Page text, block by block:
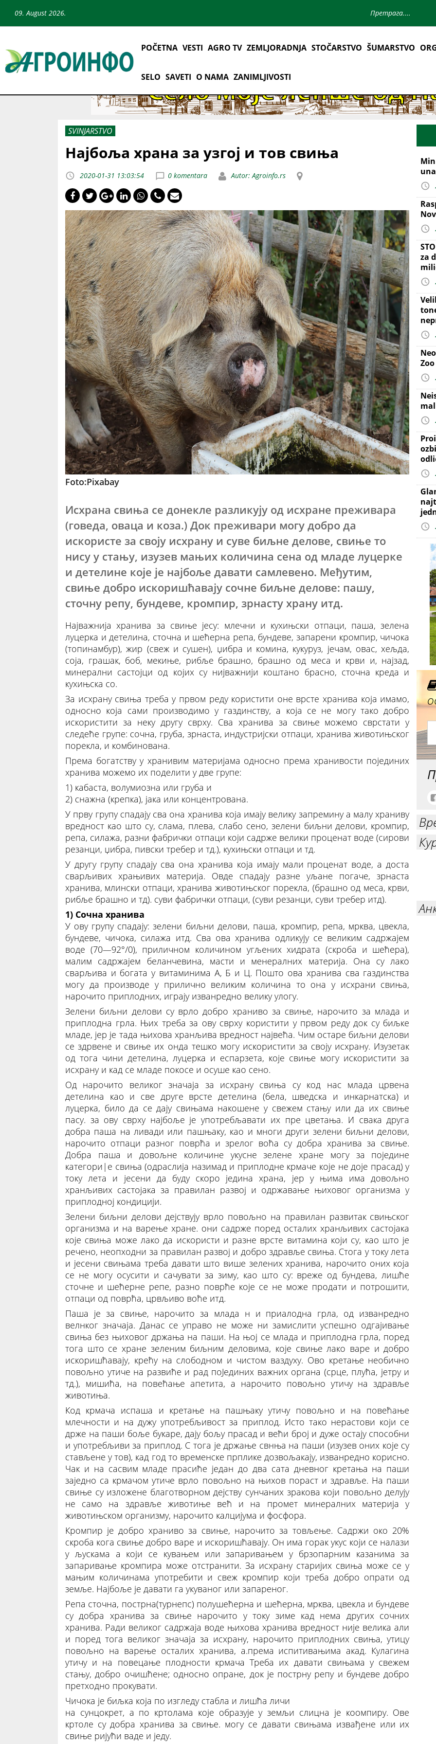
09. August 2026.
POČETNA VESTI AGRO TV ZEMLJORADNJA STOČARSTVO ŠUMARSTVO
SELO SAVETI O NAMA ZANIMLJIVOSTI
SVINJARSTVO
Најбоља храна за узгој и тов свиња
2020-01-31 13:03:54 0 komentara Autor: Agroinfo.rs
Foto:Pixabay
Исхрана свиња се донекле разликују од исхране преживара
(говеда, оваца и коза.) Док преживари могу добро да
искористе за своју исхрану и суве биљне делове, свиње то
нису у стању, изузев мањих количина сена од младе луцерке
и детелине које је најбоље давати самлевено. Међутим,
свиње добро искоришћавају сочне биљне делове: пашу,
сточну репу, бундеве, кромпир, зрнасту храну итд.
Најважнија хранива за свиње јесу: млечни и кухињски отпаци, паша, зелена
луцерка и детелина, сточна и шећерна репа, бундеве, запарени кромпир, чичока
(топинамбур), жир (свеж и сушен), џибра и комина, кукуруз, јечам, овас, хељда,
соја, грашак, боб, мекиње, рибље брашно, брашно од меса и крви и, најзад,
минерални састојци од којих су нијважнији коштано брасно, сточна креда и
кухињска со.
За исхрану свиња треба у првом реду користити оне врсте хранива која имамо,
односно која сами производимо у газдинству, а која се не могу тако добро
искористити за неку другу сврху. Сва хранива за свиње можемо сврстати у
следеће групе: сочна, груба, зрнаста, индустријски отпаци, хранива животињског
порекла, и комбинована.
Према богатству у хранивим материјама односно према хранивости појединих
хранива можемо их поделити у две групе:
1) кабаста, волумиозна или груба и
2) снажна (крепка), јака или концентрована.
У прву групу спадају сва она хранива која имају велику запремину а малу храниву
вредност као што су, слама, плева, слабо сено, зелени биљни делови, кромпир,
репа, силажа, разни фабрички отпаци који садрже велики проценат воде (сирови
резанци, џибра, пивски требер и тд.), кухињски отпаци и тд.
У другу групу спадају сва она хранива која имају мали проценат воде, а доста
сварљивих храњивих материја. Овде спадају разне уљане погаче, зрнаста
хранива, млински отпаци, хранива животињског порекла, (брашно од меса, крви,
рибље брашно и тд). суви фабрички отпаци, (суви резанци, суви требер итд).
1) Сочна хранива
У ову групу спадају: зелени биљни делови, паша, кромпир, репа, мрква, цвекла,
бундеве, чичока, силажа итд. Сва ова хранива одликују се великим садржајем
воде (70—92°/0), приличном количином угљених хидрата (скроба и шећера),
малим садржајем беланчевина, масти и менералних материја. Она су лако
сварљива и богата у витаминима А, Б и Ц. Пошто ова хранива сва газдинства
могу да производе у прилично великим количина то она у исхрани свиња,
нарочито приплодних, играју изванредно велику улогу.
Зелени биљни делови су врло добро храниво за свиње, нарочито за млада и
приплодна грла. Њих треба за ову сврху користити у првом реду док су биљке
младе, јер је тада њихова хранљива вредност највећа. Чим остаре биљни делови
се здрвене и свиње их онда тешко могу искористити за своју исхрану. Изузетак
од тога чини детелина, луцерка и еспарзета, које свиње могу искористити за
исхрану и кад се младе покосе и осуше као сено.
Од нарочито великог значаја за исхрану свиња су код нас млада црвена
детелина као и све друге врсте детелина (бела, шведска и инкарнатска) и
луцерка, било да се дају свињама накошене у свежем стању или да их свиње
пасу. за ову сврху најбоље је употребљавати их пре цветања. И свака друга
добра паша на ливади или пашњаку, као и многи други зелени биљни делови,
нарочито отпаци разног поврћа и зрелог воћа су добра хранива за свиње.
Добра паша и довољне количине укусне зелене хране могу за поједине
категори|е свиња (одраслија назимад и приплодне крмаче које не доје прасад) у
току лета и јесени да буду скоро једина храна, јер у њима има довољно
хранљивих састојака за правилан развој и одржавање њиховог организма у
приплодној кондицији.
Зелени биљни делови дејствују врло повољно на правилан развитак свињског
организма и на варење хране. они садрже поред осталих хранљивих састојака
које свиња може лако да искористи и разне врсте витамина који су, као што је
речено, неопходни за правилан развој и добро здравље свиња. Стога у току лета
и јесени свињама треба давати што више зелених хранива, нарочито оних која
се не могу осусити и сачувати за зиму, као што су: вреже од бундева, лишће
сточне и шећерне репе, разно поврће које се не може продати и потрошити,
отпаци од поврћа, црвљиво воће итд.
Паша је за свиње, нарочито за млада н и приалодна грла, од изванредно
велнког значаја. Данас се управо не може ни замислити успешно одгајивање
свиња без њиховог држања на паши. На њој се млада и приплодна грла, поред
тога што се хране зеленим биљним деловима, које свиње лако варе и добро
искоришћавају, крећу на слободном и чистом ваздуху. Ово кретање необично
повољно утиче на развиће и рад поЈединих важних органа (срце, плућа, јетру и
тд.), мишића, на повећање апетита, а нарочито повољно утичу на здравље
животиња.
Код крмача испаша и кретање на пашњаку утичу повољно и на повећање
млечности и на дужу употребљивост за приплод. Исто тако нерастови који се
држе на паши боље букаре, дају бољу прасад и већи број и дуже остају способни
и употребљиви за приплод. С тога је држање свнња на паши (изузев оних које су
стављене у тов), кад год то временске прплике дозвољакају, изванредно корисно.
Чак и на сасвим младе прасиће један до два сата дневног кретања на паши
заједно са крмачом утиче врло повољно на њихов пораст и здравље. На паши
свиње су изложене благотворном дејству сунчаних зракова који повољно делују
не само на здравље животиње већ и на промет минералних материја у
животињском организму, нарочито калцијума и фосфора.
Кромпир је добро храниво за свиње, нарочито за товљење. Садржи око 20%
скроба кога свиње добро варе и искоришћавају. Он има горак укус који се налази
у љускама а који се кувањем или запаривањем у брзопарним казанима за
запаривање кромпира може отстранити. За исхрану старијих свиња може се у
мањим количинама употребити и свеж кромпир који треба добро опрати од
земље. Најбоље је давати га укуваног или запареног.
Репа сточна, пострна(турнепс) полушећерна и шећерна, мрква, цвекла и бундеве
су добра хранива за свиње нарочито у току зиме кад нема других сочних
хранива. Ради великог садржаја воде њихова хранива вредност није велика али
и поред тога великог значаја за исхрану, нарочито приплодних свиња, утицу
повољно на варење осталих хранива, а.према испитивањима акад. Кулагина
утичу и на повецање плодности крмача Треба их давати свињама у свежем
стању, добро очишћене; односно опране, док је пострну репу и бундеве добро
претходно прокувати.
Чичока је биљка која по изгледу стабла и лишћа личи
на сунцокрет, а по кртолама које образује у земљи слицна је коомпиру. Ове
кртоле су добра хранива за свиње. могу се давати свињама извађене или их
свиње ријући ваде и једу.
za